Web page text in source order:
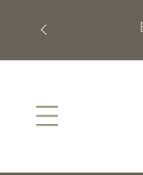
directamente